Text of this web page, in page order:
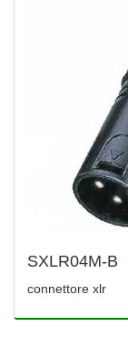
SXLR04M-B
connettore xlr